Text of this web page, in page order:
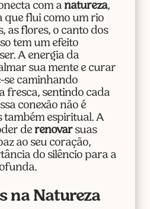
com a natureza,
que flui como um rio
as flores, o canto dos
tem um efeito
A energia da
sua mente e curar
se caminhando
fresca, sentindo cada
conexão não é
também espiritual. A
de renovarsuas
ao seu coração,
do silêncio para a
na Natureza